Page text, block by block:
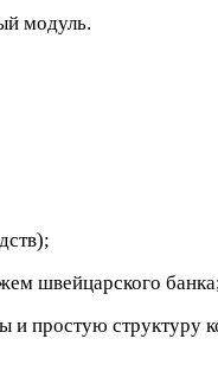
модуль.
швейцарского
и простую структуру